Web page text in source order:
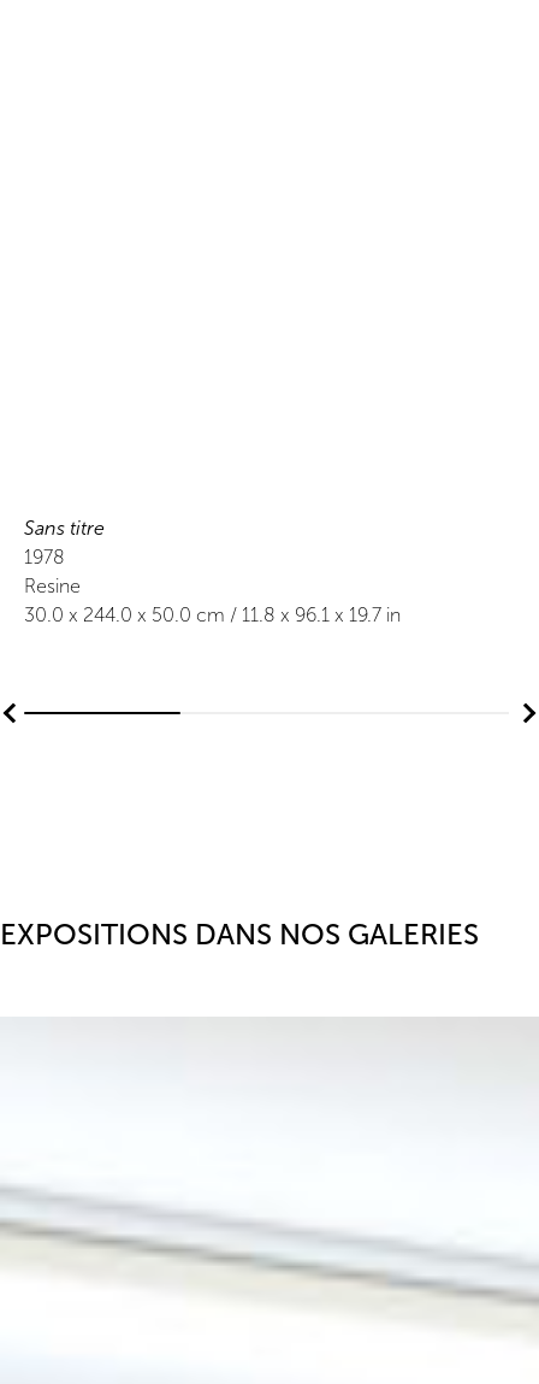
Sans titre
1978
Resine
30.0 x 244.0 x 50.0 cm / 11.8 x 96.1 x 19.7 in
EXPOSITIONS DANS NOS GALERIES